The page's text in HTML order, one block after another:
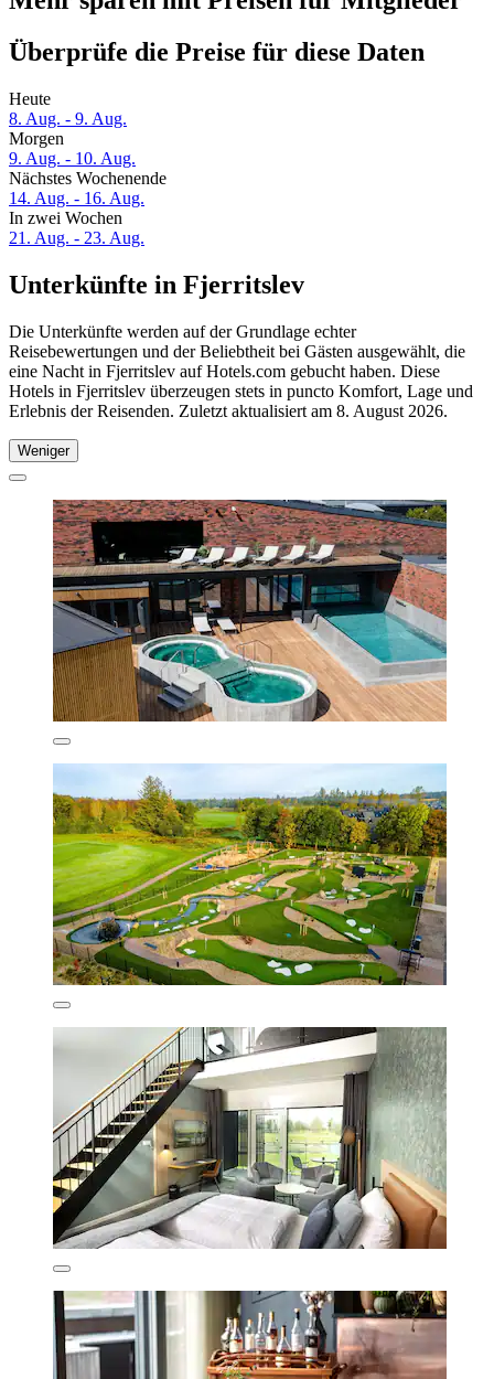
Überprüfe die Preise für diese Daten
Heute
8. Aug. - 9. Aug.
Morgen
9. Aug. - 10. Aug.
Nächstes Wochenende
14. Aug. - 16. Aug.
In zwei Wochen
21. Aug. - 23. Aug.
Unterkünfte in Fjerritslev
Die Unterkünfte werden auf der Grundlage echter
Reisebewertungen und der Beliebtheit bei Gästen ausgewählt, die
eine Nacht in Fjerritslev auf Hotels.com gebucht haben. Diese
Hotels in Fjerritslev überzeugen stets in puncto Komfort, Lage und
Erlebnis der Reisenden. Zuletzt aktualisiert am 8. August 2026.
Weniger